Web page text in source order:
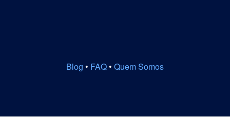
Blog • FAQ• Quem Somos